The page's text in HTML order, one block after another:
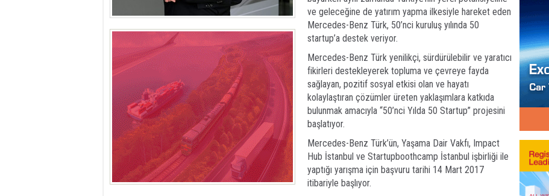
ve geleceğine de yatırım yapma ilkesiyle hareket eden
Mercedes-Benz Türk, 50’nci kuruluş yılında 50
startup’a destek veriyor.
Mercedes-Benz Türk yenilikçi, sürdürülebilir ve yaratıcı
fikirleri destekleyerek topluma ve çevreye fayda
sağlayan, pozitif sosyal etkisi olan ve hayatı
kolaylaştıran çözümler üreten yaklaşımlara katkıda
bulunmak amacıyla “50’nci Yılda 50 Startup” projesini
başlatıyor.
Mercedes-Benz Türk’ün, Yaşama Dair Vakfı, Impact
Hub İstanbul ve Startupboothcamp İstanbul işbirliği ile
yaptığı yarışma için başvuru tarihi 14 Mart 2017
itibariyle başlıyor.